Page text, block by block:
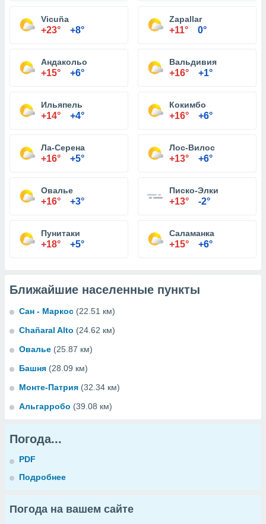
Vicuña
+23° +8°
Zapallar
+11° 0°
Андакольо
+15° +6°
Вальдивия
+16° +1°
Ильяпель
+14° +4°
Кокимбо
+16° +6°
Ла-Серена
+16° +5°
Лос-Вилос
+13° +6°
Овалье
+16° +3°
Писко-Элки
+13° -2°
Пунитаки
+18° +5°
Саламанка
+15° +6°
Ближайшие населенные пункты
Сан - Маркос (22.51 км)
Chañaral Alto (24.62 км)
Овалье (25.87 км)
Башня (28.09 км)
Монте-Патрия (32.34 км)
Альгарробо (39.08 км)
Погода...
PDF
Подробнее
Погода на вашем сайте